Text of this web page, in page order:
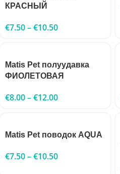
КРАСНЫЙ
€7.50–€10.50
Matis Pet полуудавка
ФИОЛЕТОВАЯ
€8.00–€12.00
Matis Pet поводок AQUA
€7.50–€10.50